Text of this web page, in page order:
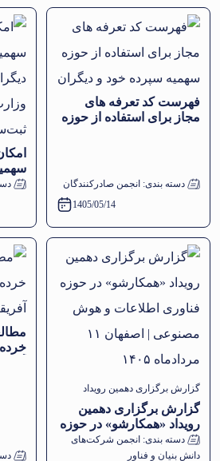
فهرست کد تعرفه های
مجاز برای استفاده از حوزه
دسته بندی: انجمن صادرکنندگان
1405/05/14
گزارش برگزاری دهمین رویداد
«همکارشو» در حوزه فناوری
اطلاعات و هوش مصنوعی | اصفهان
گزارش برگزاری دهمین
رویداد «همکارشو» در حوزه
فناوری اطلاعات و هوش
دسته بندی: انجمن شرکت‌های
دانش بنیان و فناور